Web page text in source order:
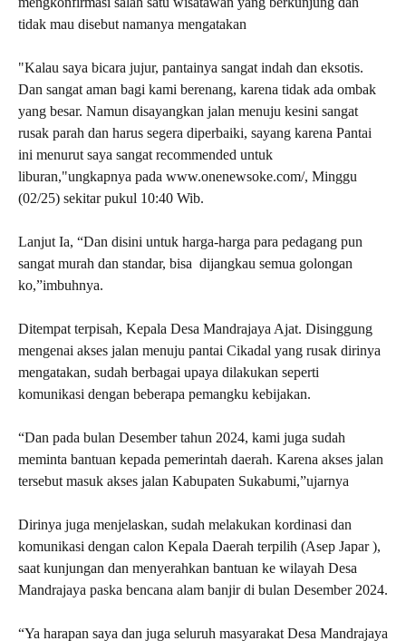
tidak mau disebut namanya mengatakan
"Kalau saya bicara jujur, pantainya sangat indah dan eksotis.
Dan sangat aman bagi kami berenang, karena tidak ada ombak
yang besar. Namun disayangkan jalan menuju kesini sangat
rusak parah dan harus segera diperbaiki, sayang karena Pantai
ini menurut saya sangat recommended untuk
liburan,"ungkapnya pada www.onenewsoke.com/, Minggu
(02/25) sekitar pukul 10:40 Wib.
Lanjut Ia, “Dan disini untuk harga-harga para pedagang pun
sangat murah dan standar, bisa dijangkau semua golongan
ko,”imbuhnya.
Ditempat terpisah, Kepala Desa Mandrajaya Ajat. Disinggung
mengenai akses jalan menuju pantai Cikadal yang rusak dirinya
mengatakan, sudah berbagai upaya dilakukan seperti
komunikasi dengan beberapa pemangku kebijakan.
“Dan pada bulan Desember tahun 2024, kami juga sudah
meminta bantuan kepada pemerintah daerah. Karena akses jalan
tersebut masuk akses jalan Kabupaten Sukabumi,”ujarnya
Dirinya juga menjelaskan, sudah melakukan kordinasi dan
komunikasi dengan calon Kepala Daerah terpilih (Asep Japar ),
saat kunjungan dan menyerahkan bantuan ke wilayah Desa
Mandrajaya paska bencana alam banjir di bulan Desember 2024.
“Ya harapan saya dan juga seluruh masyarakat Desa Mandrajaya